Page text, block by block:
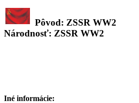
Pôvod: ZSSR WW2
Národnosť: ZSSR WW2
Iné informácie: